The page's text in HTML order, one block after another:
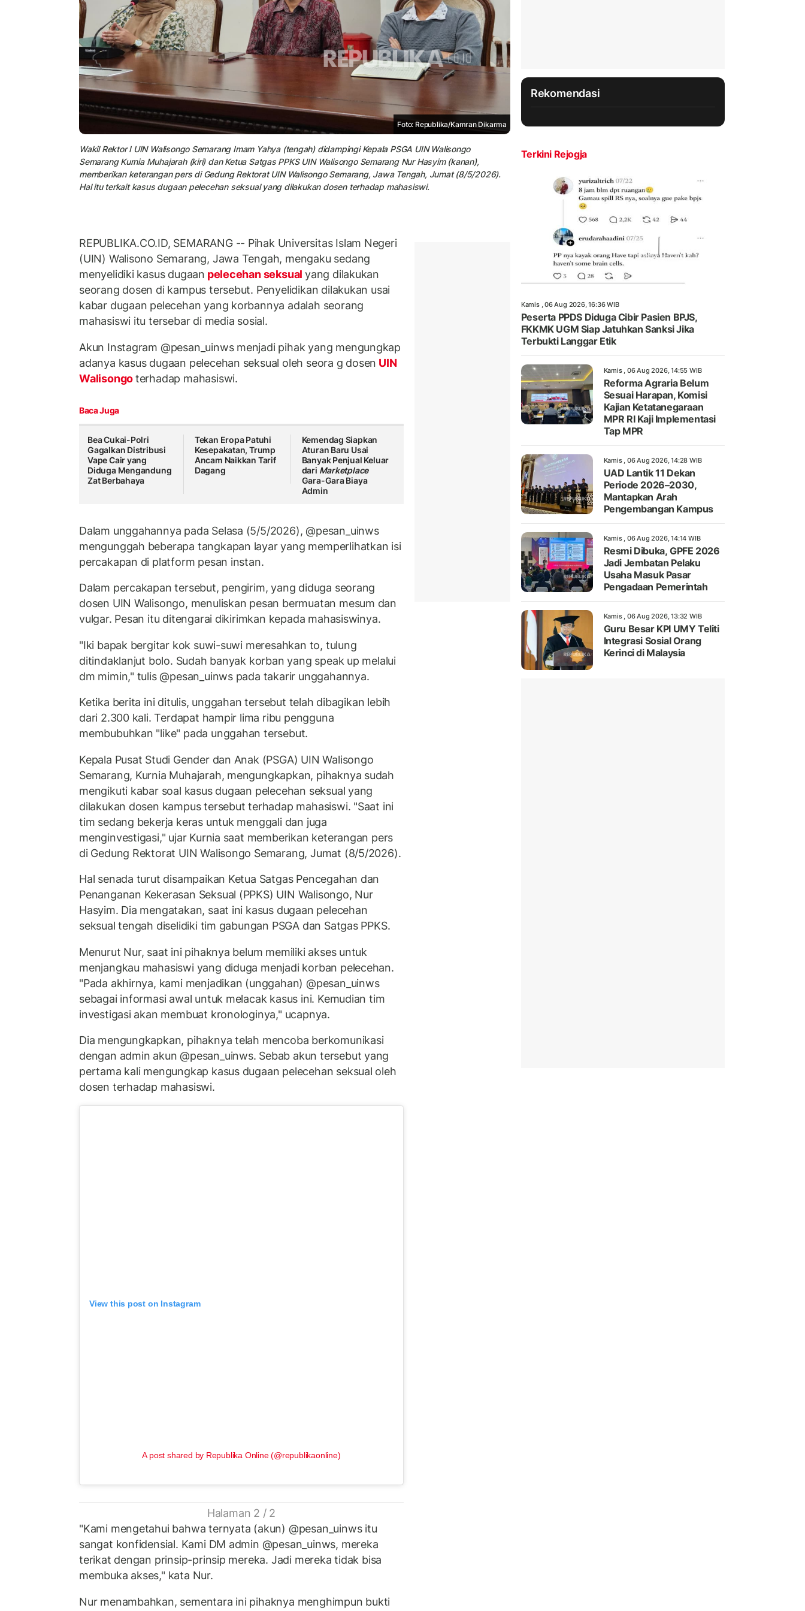
Foto: Republika/Kamran Dikarma
Wakil Rektor I UIN Walisongo Semarang Imam Yahya (tengah) didampingi Kepala PSGA UIN Walisongo
Semarang Kurnia Muhajarah (kiri) dan Ketua Satgas PPKS UIN Walisongo Semarang Nur Hasyim (kanan),
memberikan keterangan pers di Gedung Rektorat UIN Walisongo Semarang, Jawa Tengah, Jumat (8/5/2026).
Hal itu terkait kasus dugaan pelecehan seksual yang dilakukan dosen terhadap mahasiswi.
REPUBLIKA.CO.ID, SEMARANG -- Pihak Universitas Islam Negeri
(UIN) Walisono Semarang, Jawa Tengah, mengaku sedang
menyelidiki kasus dugaan pelecehan seksual yang dilakukan
seorang dosen di kampus tersebut. Penyelidikan dilakukan usai
kabar dugaan pelecehan yang korbannya adalah seorang
mahasiswi itu tersebar di media sosial.
Akun Instagram @pesan_uinws menjadi pihak yang mengungkap
adanya kasus dugaan pelecehan seksual oleh seora g dosen UIN
Walisongoterhadap mahasiswi.
Baca Juga
Bea Cukai-Polri
Gagalkan Distribusi
Vape Cair yang
Diduga Mengandung
Zat Berbahaya
Tekan Eropa Patuhi
Kesepakatan, Trump
Ancam Naikkan Tarif
Dagang
Kemendag Siapkan
Aturan Baru Usai
Banyak Penjual Keluar
dari Marketplace
Gara-Gara Biaya
Admin
Dalam unggahannya pada Selasa (5/5/2026), @pesan_uinws
mengunggah beberapa tangkapan layar yang memperlihatkan isi
percakapan di platform pesan instan.
Dalam percakapan tersebut, pengirim, yang diduga seorang
dosen UIN Walisongo, menuliskan pesan bermuatan mesum dan
vulgar. Pesan itu ditengarai dikirimkan kepada mahasiswinya.
"Iki bapak bergitar kok suwi-suwi meresahkan to, tulung
ditindaklanjut bolo. Sudah banyak korban yang speak up melalui
dm mimin," tulis @pesan_uinws pada takarir unggahannya.
Ketika berita ini ditulis, unggahan tersebut telah dibagikan lebih
dari 2.300 kali. Terdapat hampir lima ribu pengguna
membubuhkan "like" pada unggahan tersebut.
Kepala Pusat Studi Gender dan Anak (PSGA) UIN Walisongo
Semarang, Kurnia Muhajarah, mengungkapkan, pihaknya sudah
mengikuti kabar soal kasus dugaan pelecehan seksual yang
dilakukan dosen kampus tersebut terhadap mahasiswi. "Saat ini
tim sedang bekerja keras untuk menggali dan juga
menginvestigasi," ujar Kurnia saat memberikan keterangan pers
di Gedung Rektorat UIN Walisongo Semarang, Jumat (8/5/2026).
Hal senada turut disampaikan Ketua Satgas Pencegahan dan
Penanganan Kekerasan Seksual (PPKS) UIN Walisongo, Nur
Hasyim. Dia mengatakan, saat ini kasus dugaan pelecehan
seksual tengah diselidiki tim gabungan PSGA dan Satgas PPKS.
Menurut Nur, saat ini pihaknya belum memiliki akses untuk
menjangkau mahasiswi yang diduga menjadi korban pelecehan.
"Pada akhirnya, kami menjadikan (unggahan) @pesan_uinws
sebagai informasi awal untuk melacak kasus ini. Kemudian tim
investigasi akan membuat kronologinya," ucapnya.
Dia mengungkapkan, pihaknya telah mencoba berkomunikasi
dengan admin akun @pesan_uinws. Sebab akun tersebut yang
pertama kali mengungkap kasus dugaan pelecehan seksual oleh
dosen terhadap mahasiswi.
View this post on Instagram
A post shared by Republika Online (@republikaonline)
Halaman 2 / 2
"Kami mengetahui bahwa ternyata (akun) @pesan_uinws itu
sangat konfidensial. Kami DM admin @pesan_uinws, mereka
terikat dengan prinsip-prinsip mereka. Jadi mereka tidak bisa
membuka akses," kata Nur.
Nur menambahkan, sementara ini pihaknya menghimpun bukti
Rekomendasi
Terkini Rejogja
Kamis , 06 Aug 2026, 16:36 WIB
Peserta PPDS Diduga Cibir Pasien BPJS,
FKKMK UGM Siap Jatuhkan Sanksi Jika
Terbukti Langgar Etik
Kamis , 06 Aug 2026, 14:55 WIB
Reforma Agraria Belum
Sesuai Harapan, Komisi
Kajian Ketatanegaraan
MPR RI Kaji Implementasi
Tap MPR
Kamis , 06 Aug 2026, 14:28 WIB
UAD Lantik 11 Dekan
Periode 2026–2030,
Mantapkan Arah
Pengembangan Kampus
Kamis , 06 Aug 2026, 14:14 WIB
Resmi Dibuka, GPFE 2026
Jadi Jembatan Pelaku
Usaha Masuk Pasar
Pengadaan Pemerintah
Kamis , 06 Aug 2026, 13:32 WIB
Guru Besar KPI UMY Teliti
Integrasi Sosial Orang
Kerinci di Malaysia